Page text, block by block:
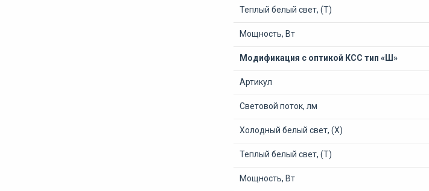
Теплый белый свет, (Т)
Мощность, Вт
Модификация с оптикой КСС тип «Ш»
Артикул
Световой поток, лм
Холодный белый свет, (Х)
Теплый белый свет, (Т)
Мощность, Вт